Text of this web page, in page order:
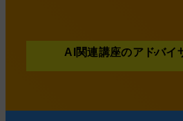
AI関連講座のアドバイ